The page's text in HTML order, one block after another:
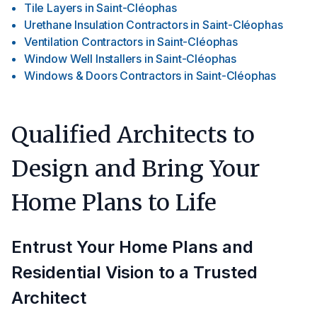
Tile Layers in Saint-Cléophas
Urethane Insulation Contractors in Saint-Cléophas
Ventilation Contractors in Saint-Cléophas
Window Well Installers in Saint-Cléophas
Windows & Doors Contractors in Saint-Cléophas
Qualified Architects to
Design and Bring Your
Home Plans to Life
Entrust Your Home Plans and
Residential Vision to a Trusted
Architect